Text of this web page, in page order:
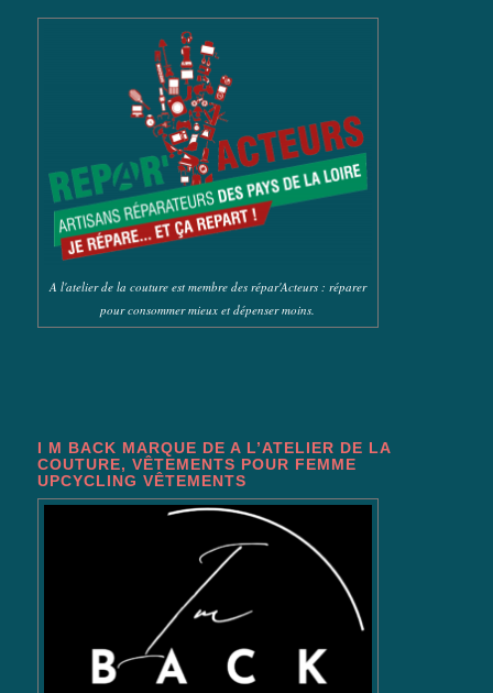
A l'atelier de la couture est membre des répar'Acteurs : réparer
pour consommer mieux et dépenser moins.
I M BACK MARQUE DE A L’ATELIER DE LA
COUTURE, VÊTEMENTS POUR FEMME
UPCYCLING VÊTEMENTS